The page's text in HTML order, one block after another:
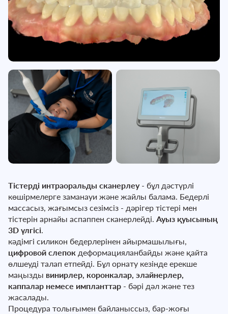
Тістерді интраоральды сканерлеу- бұл дәстүрлі
көшірмелерге заманауи және жайлы балама. Бедерлі
массасыз, жағымсыз сезімсіз - дәрігер тістері мен
тістерін арнайы аспаппен сканерлейді. Ауыз қуысының
3D үлгісі.
кәдімгі силикон бедерлерінен айырмашылығы,
цифровой слепок деформацияланбайды және қайта
өлшеуді талап етпейді. Бұл орнату кезінде ерекше
маңызды винирлер, коронкалар, элайнерлер,
каппалар немесе импланттар - бәрі дәл және тез
жасалады.
Процедура толығымен байланыссыз, бар-жоғы